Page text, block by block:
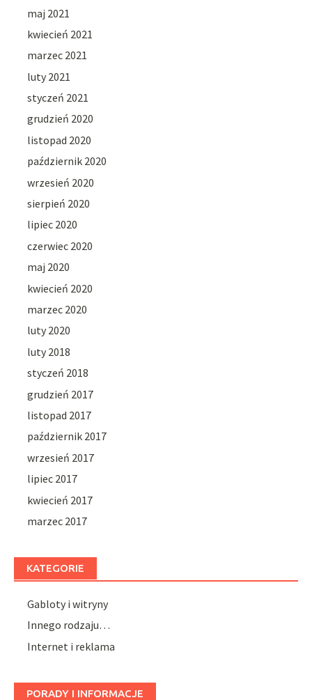
maj 2021
kwiecień 2021
marzec 2021
luty 2021
styczeń 2021
grudzień 2020
listopad 2020
październik 2020
wrzesień 2020
sierpień 2020
lipiec 2020
czerwiec 2020
maj 2020
kwiecień 2020
marzec 2020
luty 2020
luty 2018
styczeń 2018
grudzień 2017
listopad 2017
październik 2017
wrzesień 2017
lipiec 2017
kwiecień 2017
marzec 2017
KATEGORIE
Gabloty i witryny
Innego rodzaju…
Internet i reklama
PORADY I INFORMACJE